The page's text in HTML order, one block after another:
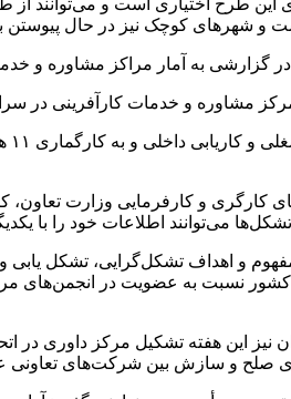
و شهرهای کوچک نیز در حال پیوستن
گزارشی به آمار مراکز مشاوره و
کارگری و کارفرمایی وزارت
می‌توانند اطلاعات خود را با
مفهوم و اهداف تشکل‌گرایی، تشکل
کشور نسبت به عضویت در انجمن‌های
صلح و سازش بین شرکت‌های تعاونی